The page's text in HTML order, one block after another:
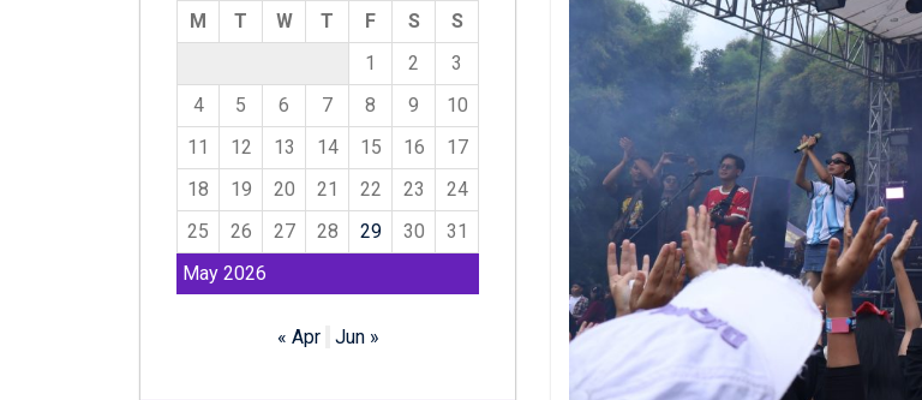
May 2026
M T W T F S
S
1
2
3
4
5 6 7 8 9
10
11
12 13 14 15 16
17
18
19 20 21 22 23
24
25
26 27 28 29 30 31
« Apr Jun »